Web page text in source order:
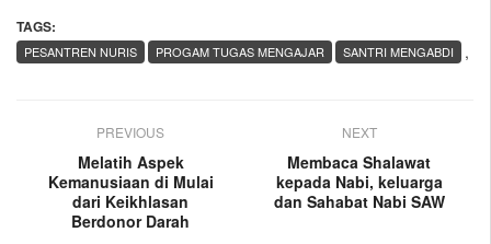
TAGS:
,
PESANTREN NURIS PROGAM TUGAS MENGAJAR SANTRI MENGABDI
PREVIOUS
Melatih Aspek
Kemanusiaan di Mulai
dari Keikhlasan
Berdonor Darah
NEXT
Membaca Shalawat
kepada Nabi, keluarga
dan Sahabat Nabi SAW